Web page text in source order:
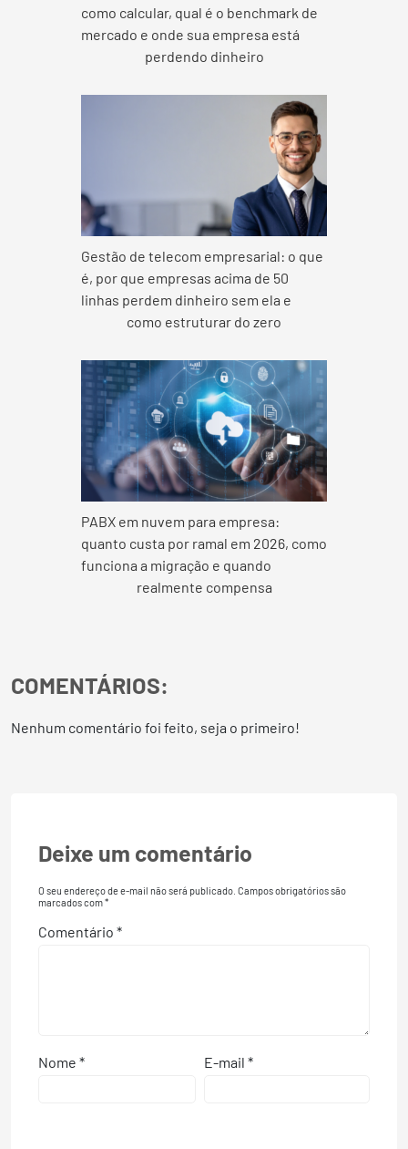
como calcular, qual é o benchmark de
mercado e onde sua empresa está
perdendo dinheiro
Gestão de telecom empresarial: o que
é, por que empresas acima de 50
linhas perdem dinheiro sem ela e
como estruturar do zero
PABX em nuvem para empresa:
quanto custa por ramal em 2026, como
funciona a migração e quando
realmente compensa
COMENTÁRIOS:
Nenhum comentário foi feito, seja o primeiro!
Deixe um comentário
O seu endereço de e-mail não será publicado. Campos obrigatórios são
marcados com*
Comentário *
Nome * E-mail *